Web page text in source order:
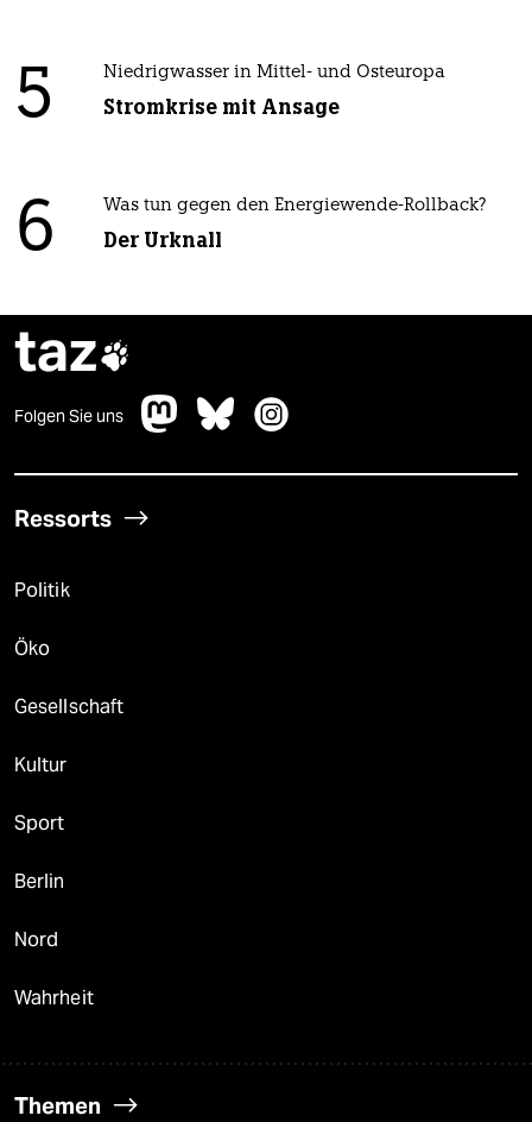
5 Niedrigwasser in Mittel- und Osteuropa
Stromkrise mit Ansage
6 Was tun gegen den Energiewende-Rollback?
Der Urknall
taz
Folgen Sie uns
Ressorts
Politik
Öko
Gesellschaft
Kultur
Sport
Berlin
Nord
Wahrheit
Themen